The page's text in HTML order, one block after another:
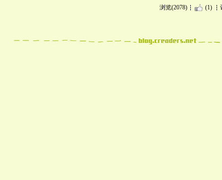
浏览(2078) (1)